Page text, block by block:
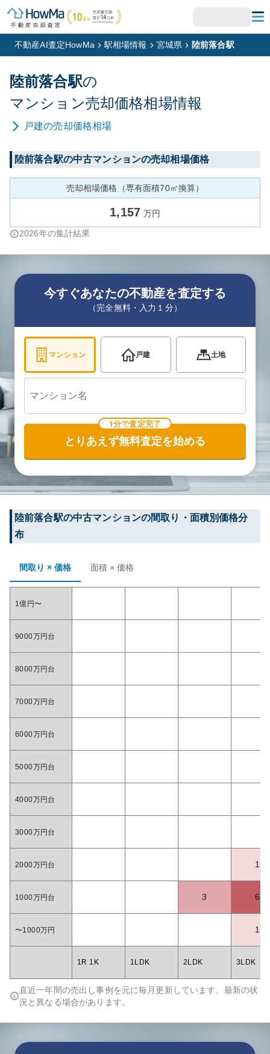
不動産AI査定HowMa 駅相場情報 宮城県 陸前落合駅
陸前落合駅の
マンション売却価格相場情報
戸建の売却価格相場
陸前落合駅の中古マンションの売却相場価格
売却相場価格（専有面積70㎡換算）
1,157 万円
2026年の集計結果
今すぐあなたの不動産を査定する
（完全無料・入力１分）
マンション 戸建 土地
1分で査定完了
とりあえず無料査定を始める
陸前落合駅の中古マンションの間取り・面積別価格分
布
間取り × 価格 面積 × 価格
1億円〜
9000万円台
8000万円台
7000万円台
6000万円台
5000万円台
4000万円台
3000万円台
2000万円台 1
1000万円台 3 6
〜1000万円 1
1R 1K 1LDK 2LDK 3LDK
直近一年間の売出し事例を元に毎月更新しています。最新の状
況と異なる場合があります。